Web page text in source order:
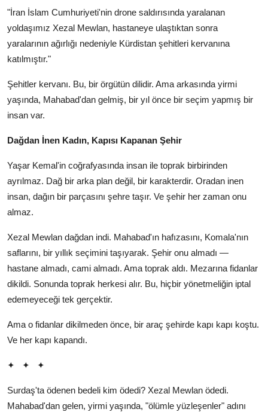
"İran İslam Cumhuriyeti'nin drone saldırısında yaralanan
yoldaşımız Xezal Mewlan, hastaneye ulaştıktan sonra
yaralarının ağırlığı nedeniyle Kürdistan şehitleri kervanına
katılmıştır."
Şehitler kervanı. Bu, bir örgütün dilidir. Ama arkasında yirmi
yaşında, Mahabad'dan gelmiş, bir yıl önce bir seçim yapmış bir
insan var.
Dağdan İnen Kadın, Kapısı Kapanan Şehir
Yaşar Kemal'in coğrafyasında insan ile toprak birbirinden
ayrılmaz. Dağ bir arka plan değil, bir karakterdir. Oradan inen
insan, dağın bir parçasını şehre taşır. Ve şehir her zaman onu
almaz.
Xezal Mewlan dağdan indi. Mahabad'ın hafızasını, Komala'nın
saflarını, bir yıllık seçimini taşıyarak. Şehir onu almadı —
hastane almadı, cami almadı. Ama toprak aldı. Mezarına fidanlar
dikildi. Sonunda toprak herkesi alır. Bu, hiçbir yönetmeliğin iptal
edemeyeceği tek gerçektir.
Ama o fidanlar dikilmeden önce, bir araç şehirde kapı kapı koştu.
Ve her kapı kapandı.
✦ ✦ ✦
Surdaş'ta ödenen bedeli kim ödedi? Xezal Mewlan ödedi.
Mahabad'dan gelen, yirmi yaşında, "ölümle yüzleşenler" adını